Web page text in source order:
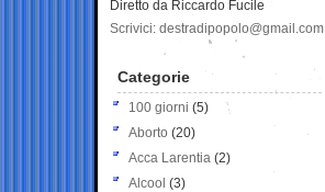
Diretto da Riccardo Fucile
Scrivici: destradipopolo@gmail.com
Categorie
100 giorni (5)
Aborto (20)
Acca Larentia (2)
Alcool (3)